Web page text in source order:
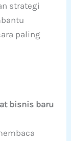
strategi
paling
bisnis baru